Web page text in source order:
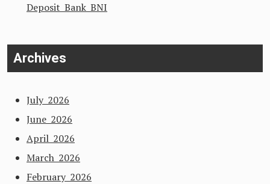
Deposit Bank BNI
Archives
July 2026
June 2026
April 2026
March 2026
February 2026